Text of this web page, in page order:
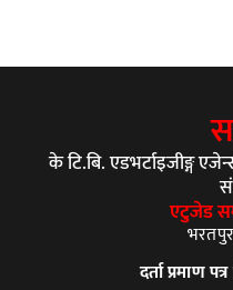
के टि.बि. एडभर्टाइजीङ्ग
एटुजेड
दर्ता प्रमाण